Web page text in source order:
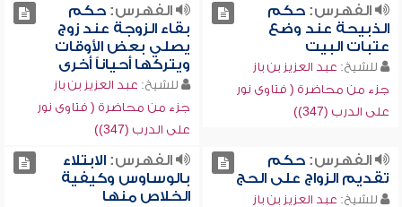
الفهرس:حكم
الذبيحة عند وضع
عتبات البيت
للشيخ: عبد العزيز بن باز
جزء من محاضرة ( فتاوى نور
على الدرب (347))
الفهرس:حكم
بقاء الزوجة عند زوج
يصلي بعض الأوقات
ويتركها أحياناً أخرى
للشيخ: عبد العزيز بن باز
جزء من محاضرة ( فتاوى نور
على الدرب (347))
الفهرس:حكم
تقديم الزواج على الحج
للشيخ: عبد العزيز بن باز
الفهرس:الابتلاء
بالوساوس وكيفية
الخلاص منها